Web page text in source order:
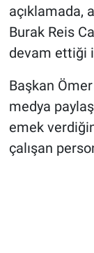
açıklamada,
Burak Reis
devam ettiği
Başkan
medya
emek
çalışan